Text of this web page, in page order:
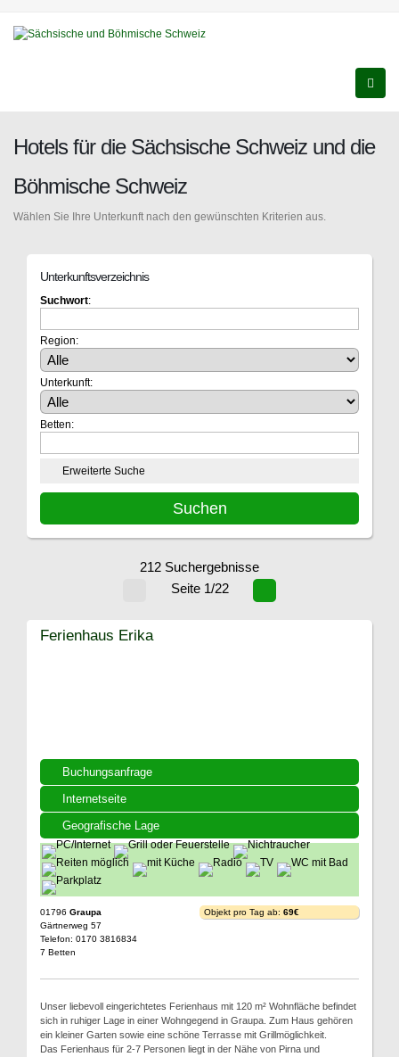
Hotels für die Sächsische Schweiz und die
Böhmische Schweiz
Wählen Sie Ihre Unterkunft nach den gewünschten Kriterien aus.
Unterkunftsverzeichnis
Suchwort:
Region:
Unterkunft:
Betten:
Erweiterte Suche
212 Suchergebnisse
Seite 1/22
Buchungsanfrage
Internetseite
Geografische Lage
Ferienhaus Erika
01796 Graupa
Gärtnerweg 57
Telefon: 0170 3816834
7 Betten
Objekt pro Tag ab: 69€
Unser liebevoll eingerichtetes Ferienhaus mit 120 m² Wohnfläche befindet
sich in ruhiger Lage in einer Wohngegend in Graupa. Zum Haus gehören
ein kleiner Garten sowie eine schöne Terrasse mit Grillmöglichkeit.
Das Ferienhaus für 2-7 Personen liegt in der Nähe von Pirna und